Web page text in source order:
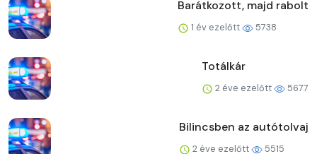
Barátkozott, majd rabolt
1 év ezelőtt 5738
Totálkár
2 éve ezelőtt 5677
Bilincsben az autótolvaj
2 éve ezelőtt 5515